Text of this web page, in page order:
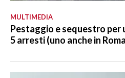
MULTIMEDIA
Pestaggio e sequestro per
5 arresti (uno anche in